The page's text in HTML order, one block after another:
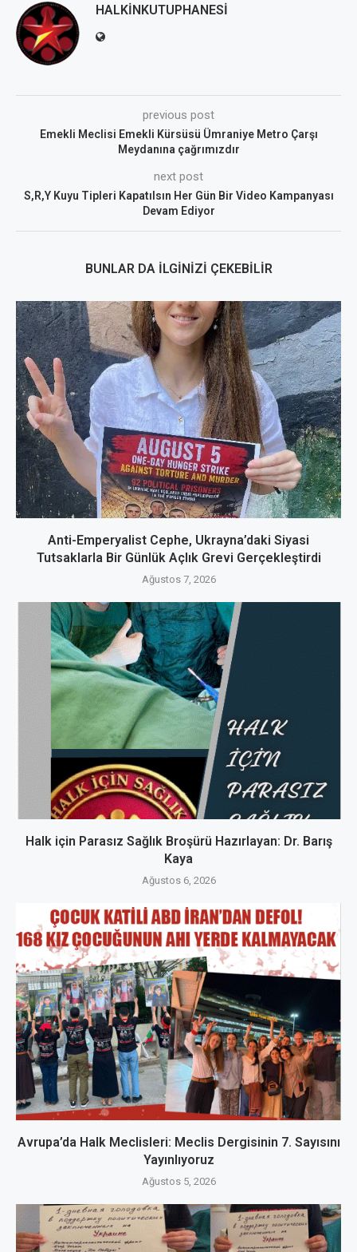
HALKINKUTUPHANESI
previous post
Emekli Meclisi Emekli Kürsüsü Ümraniye Metro Çarşı
Meydanına çağrımızdır
next post
S,R,Y Kuyu Tipleri Kapatılsın Her Gün Bir Video Kampanyası
Devam Ediyor
BUNLAR DA İLGINIZI ÇEKEBILIR
Anti-Emperyalist Cephe, Ukrayna’daki Siyasi
Tutsaklarla Bir Günlük Açlık Grevi Gerçekleştirdi
Ağustos 7, 2026
Halk için Parasız Sağlık Broşürü Hazırlayan: Dr. Barış
Kaya
Ağustos 6, 2026
Avrupa’da Halk Meclisleri: Meclis Dergisinin 7. Sayısını
Yayınlıyoruz
Ağustos 5, 2026